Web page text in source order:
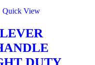
Quick View
LEVER